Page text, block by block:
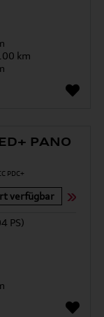
km
PANO
verfügbar
PS)